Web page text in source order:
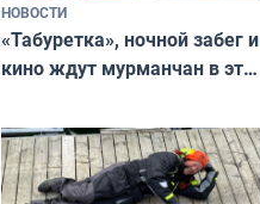
НОВОСТИ
«Табуретка», ночной забег и
кино ждут мурманчан в эти